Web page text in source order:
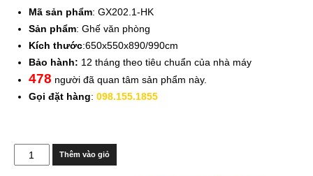
Mã sản phẩm: GX202.1-HK
Sản phẩm: Ghế văn phòng
Kích thước:650x550x890/990cm
Bảo hành: 12 tháng theo tiêu chuẩn của nhà máy
478 người đã quan tâm sản phẩm này.
Gọi đặt hàng: 098.155.1855
lượng
Thêm vào giỏ